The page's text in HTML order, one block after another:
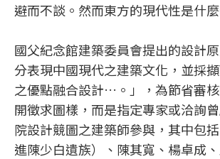
避而不談。然而東方的現代性是什
國父紀念館建築委員會提出的設計
分表現中國現代之建築文化，並採
之優點融合設計…。」，為節省審
開徵求圖樣，而是指定專家或洽詢
院設計競圖之建築師參與，其中包
進陳少白遺族）、陳其寬、楊卓成